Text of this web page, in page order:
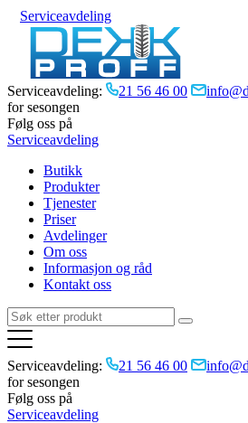
Serviceavdeling
Serviceavdeling: 21 56 46 00
for sesongen
Følg oss på
Serviceavdeling
Butikk
Produkter
Tjenester
Priser
Avdelinger
Om oss
Informasjon og råd
Kontakt oss
Serviceavdeling: 21 56 46 00
for sesongen
Følg oss på
Serviceavdeling